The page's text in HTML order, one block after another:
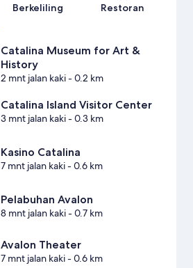
Berkeliling Restoran
Catalina Museum for Art &
History
2 mnt jalan kaki- 0.2 km
Catalina Island Visitor Center
3 mnt jalan kaki- 0.3 km
Kasino Catalina
7 mnt jalan kaki- 0.6 km
Pelabuhan Avalon
8 mnt jalan kaki- 0.7 km
Avalon Theater
7 mnt jalan kaki- 0.6 km